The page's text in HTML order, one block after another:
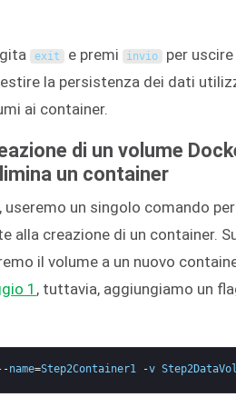
exit e premi invio
per
la persistenza dei dati
ai container.
di un volume
un container
un singolo comando
alla creazione di un container.
il volume a un nuovo
1 , tuttavia, aggiungiamo un
name=Step2Container1 -v